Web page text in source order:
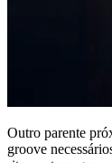
Outro parente
groove